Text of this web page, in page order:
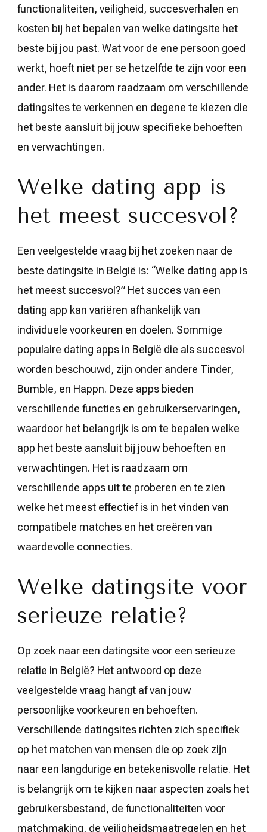
functionaliteiten, veiligheid, succesverhalen en
kosten bij het bepalen van welke datingsite het
beste bij jou past. Wat voor de ene persoon goed
werkt, hoeft niet per se hetzelfde te zijn voor een
ander. Het is daarom raadzaam om verschillende
datingsites te verkennen en degene te kiezen die
het beste aansluit bij jouw specifieke behoeften
en verwachtingen.
Welke dating app is
het meest succesvol?
Een veelgestelde vraag bij het zoeken naar de
beste datingsite in België is: “Welke dating app is
het meest succesvol?” Het succes van een
dating app kan variëren afhankelijk van
individuele voorkeuren en doelen. Sommige
populaire dating apps in België die als succesvol
worden beschouwd, zijn onder andere Tinder,
Bumble, en Happn. Deze apps bieden
verschillende functies en gebruikerservaringen,
waardoor het belangrijk is om te bepalen welke
app het beste aansluit bij jouw behoeften en
verwachtingen. Het is raadzaam om
verschillende apps uit te proberen en te zien
welke het meest effectief is in het vinden van
compatibele matches en het creëren van
waardevolle connecties.
Welke datingsite voor
serieuze relatie?
Op zoek naar een datingsite voor een serieuze
relatie in België? Het antwoord op deze
veelgestelde vraag hangt af van jouw
persoonlijke voorkeuren en behoeften.
Verschillende datingsites richten zich specifiek
op het matchen van mensen die op zoek zijn
naar een langdurige en betekenisvolle relatie. Het
is belangrijk om te kijken naar aspecten zoals het
gebruikersbestand, de functionaliteiten voor
matchmaking, de veiligheidsmaatregelen en het